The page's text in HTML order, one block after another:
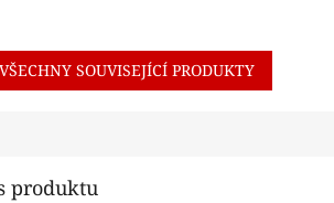
SOUVISEJÍCÍ PRODUKTY
produktu